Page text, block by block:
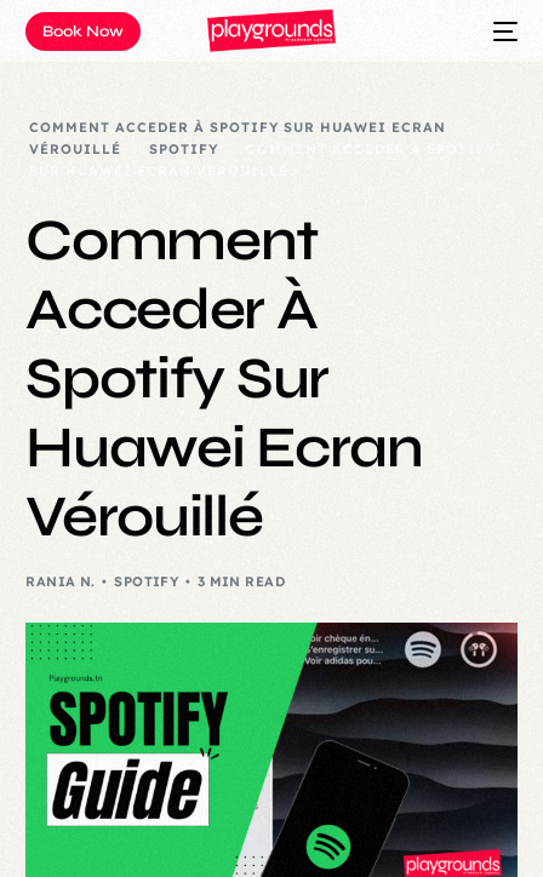
Book Now
COMMENT ACCEDER À SPOTIFY SUR HUAWEI ECRAN
VÉROUILLÉ
SPOTIFY
Comment
Acceder À
Spotify Sur
Huawei Ecran
Vérouillé
RANIA N. SPOTIFY 3 MIN READ